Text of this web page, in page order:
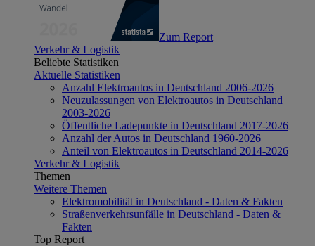
Zum Report
Verkehr & Logistik
Beliebte Statistiken
Aktuelle Statistiken
Anzahl Elektroautos in Deutschland 2006-2026
Neuzulassungen von Elektroautos in Deutschland
2003-2026
Öffentliche Ladepunkte in Deutschland 2017-2026
Anzahl der Autos in Deutschland 1960-2026
Anteil von Elektroautos in Deutschland 2014-2026
Verkehr & Logistik
Themen
Weitere Themen
Elektromobilität in Deutschland - Daten & Fakten
Straßenverkehrsunfälle in Deutschland - Daten &
Fakten
Top Report